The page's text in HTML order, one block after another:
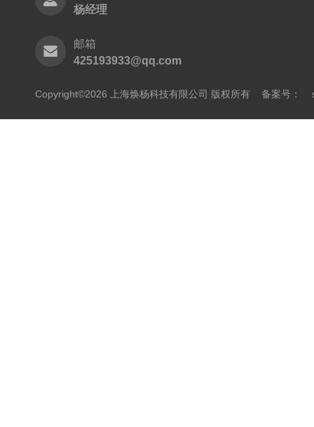
杨经理
邮箱
425193933@qq.com
Copyright©2026 上海焕杨科技有限公司 版权所有 备案号：